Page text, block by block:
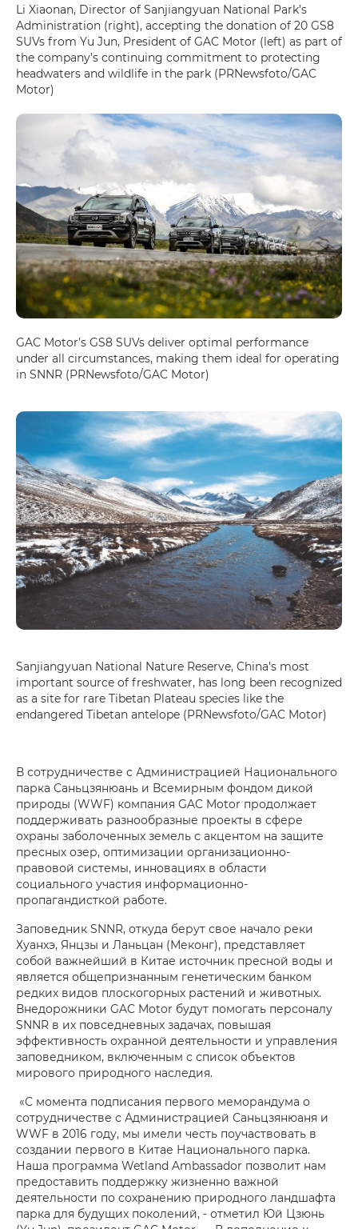
Li Xiaonan, Director of Sanjiangyuan National Park’s
Administration (right), accepting the donation of 20 GS8
SUVs from Yu Jun, President of GAC Motor (left) as part of
the company’s continuing commitment to protecting
headwaters and wildlife in the park (PRNewsfoto/GAC
Motor)
GAC Motor’s GS8 SUVs deliver optimal performance
under all circumstances, making them ideal for operating
in SNNR (PRNewsfoto/GAC Motor)
Sanjiangyuan National Nature Reserve, China’s most
important source of freshwater, has long been recognized
as a site for rare Tibetan Plateau species like the
endangered Tibetan antelope (PRNewsfoto/GAC Motor)
В сотрудничестве с Администрацией Национального
парка Саньцзянюань и Всемирным фондом дикой
природы (WWF) компания GAC Motor продолжает
поддерживать разнообразные проекты в сфере
охраны заболоченных земель с акцентом на защите
пресных озер, оптимизации организационно-
правовой системы, инновациях в области
социального участия информационно-
пропагандисткой работе.
Заповедник SNNR, откуда берут свое начало реки
Хуанхэ, Янцзы и Ланьцан (Меконг), представляет
собой важнейший в Китае источник пресной воды и
является общепризнанным генетическим банком
редких видов плоскогорных растений и животных.
Внедорожники GAC Motor будут помогать персоналу
SNNR в их повседневных задачах, повышая
эффективность охранной деятельности и управления
заповедником, включенным с список объектов
мирового природного наследия.
«С момента подписания первого меморандума о
сотрудничестве с Администрацией Саньцзянюаня и
WWF в 2016 году, мы имели честь поучаствовать в
создании первого в Китае Национального парка.
Наша программа Wetland Ambassador позволит нам
предоставить поддержку жизненно важной
деятельности по сохранению природного ландшафта
парка для будущих поколений, - отметил Юй Цзюнь